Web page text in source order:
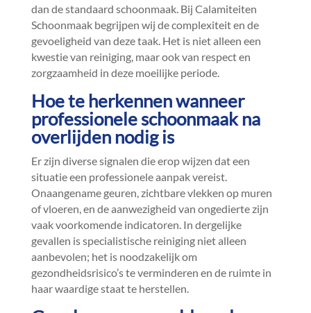
dan de standaard schoonmaak.​ Bij Calamiteiten
Schoonmaak begrijpen wij de complexiteit en de
gevoeligheid van deze taak.​ Het is niet alleen een
kwestie van reiniging, maar ook van respect en
zorgzaamheid in deze moeilijke periode.​
Hoe te herkennen wanneer
professionele schoonmaak na
overlijden nodig is
Er zijn diverse signalen die erop wijzen dat een
situatie een professionele aanpak vereist.​
Onaangename geuren, zichtbare vlekken op muren
of vloeren, en de aanwezigheid van ongedierte zijn
vaak voorkomende indicatoren.​ In dergelijke
gevallen is specialistische reiniging niet alleen
aanbevolen; het is noodzakelijk om
gezondheidsrisico’s te verminderen en de ruimte in
haar waardige staat te herstellen.​